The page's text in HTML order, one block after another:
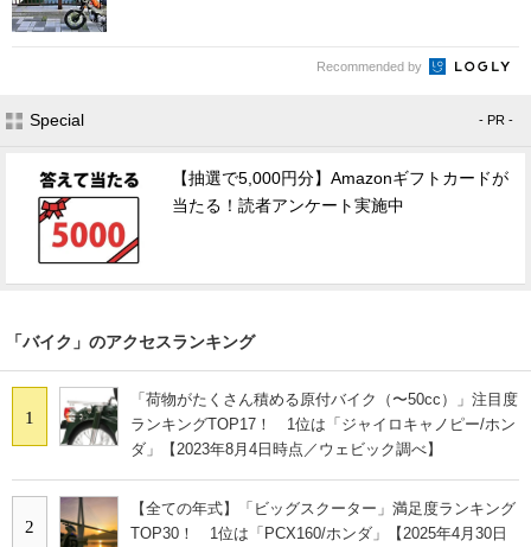
Recommended by
Special - PR -
【抽選で5,000円分】Amazonギフトカードが
当たる！読者アンケート実施中
「バイク」のアクセスランキング
1
「荷物がたくさん積める原付バイク（〜50cc）」注目度
ランキングTOP17！ 1位は「ジャイロキャノピー/ホン
ダ」【2023年8月4日時点／ウェビック調べ】
2
【全ての年式】「ビッグスクーター」満足度ランキング
TOP30！ 1位は「PCX160/ホンダ」【2025年4月30日